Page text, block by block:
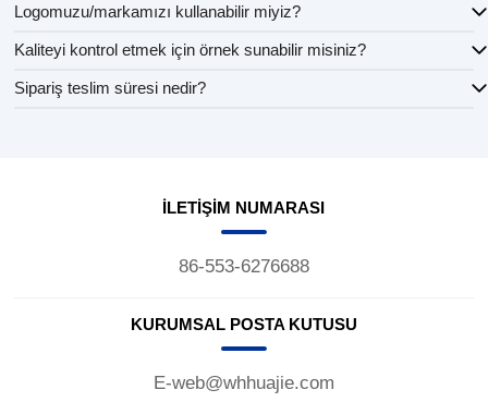
Logomuzu/markamızı kullanabilir miyiz?
Kaliteyi kontrol etmek için örnek sunabilir misiniz?
Sipariş teslim süresi nedir?
İLETIŞIM NUMARASI
86-553-6276688
KURUMSAL POSTA KUTUSU
E-web@whhuajie.com